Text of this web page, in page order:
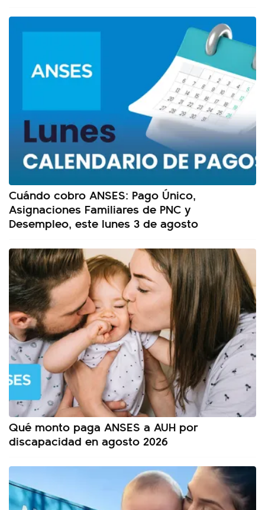
Cuándo cobro ANSES: Pago Único,
Asignaciones Familiares de PNC y
Desempleo, este lunes 3 de agosto
Qué monto paga ANSES a AUH por
discapacidad en agosto 2026